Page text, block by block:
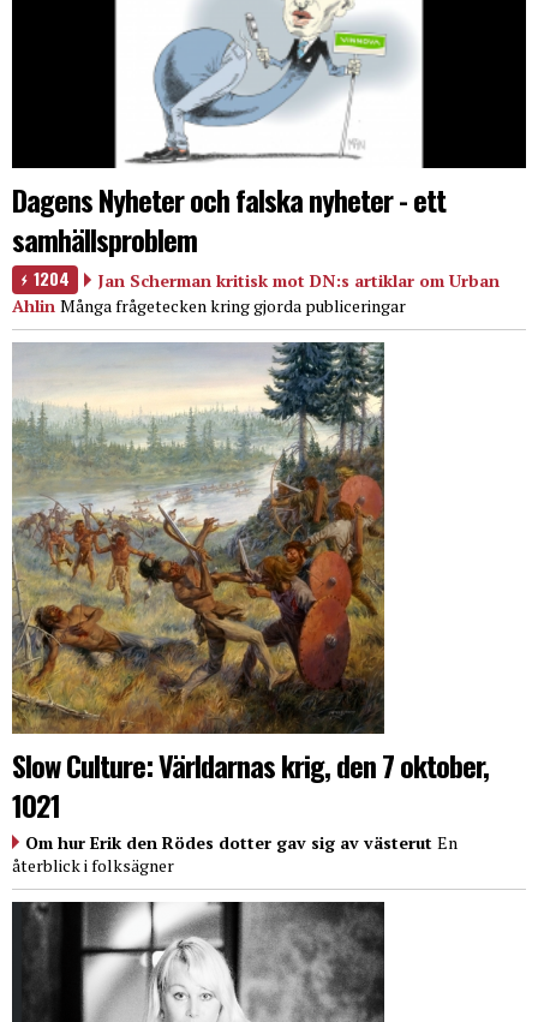
Dagens Nyheter och falska nyheter - ett
samhällsproblem
1204
Jan Scherman kritisk mot DN:s artiklar om Urban
Ahlin Många frågetecken kring gjorda publiceringar
Slow Culture: Världarnas krig, den 7 oktober,
1021
Om hur Erik den Rödes dotter gav sig av västerut En
återblick i folksägner